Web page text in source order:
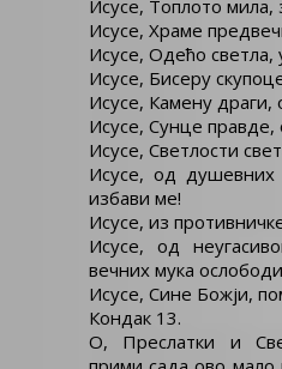
Исусе, Топлото мила,
Исусе, Храме
Исусе, Одећо светла,
Исусе, Бисеру
Исусе, Камену драги,
Исусе, Сунце правде,
Исусе, Светлости
Исусе, од
избави ме!
Исусе, из
Исусе, од
вечних мука
Исусе, Сине Божји,
Кондак 13.
О, Преслатки и